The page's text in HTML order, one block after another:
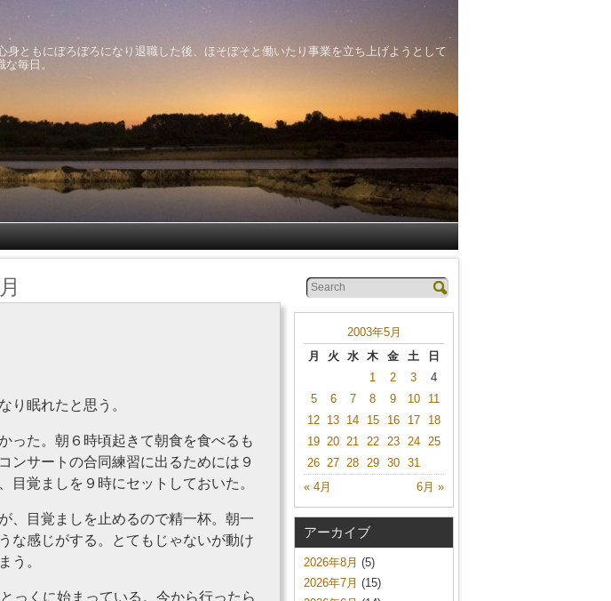
ともにぼろぼろになり退職した後、ほそぼそと働いたり事業を立ち上げようとして
毎日。
り眠れたと思う。
った。朝６時頃起きて朝食を食べるも
ンサートの合同練習に出るためには９
目覚ましを９時にセットしておいた。
、目覚ましを止めるので精一杯。朝一
な感じがする。とてもじゃないが動け
う。
っくに始まっている。今から行ったら
2003年5月
月
火 水 木 金 土
日
1
2 3
4
5
6 7 8 9 10
11
12 13 14 15 16 17
18
19 20 21 22 23 24
25
26 27 28 29 30
31
« 4月
6月 »
アーカイブ
2026年8月 (5)
2026年7月 (15)